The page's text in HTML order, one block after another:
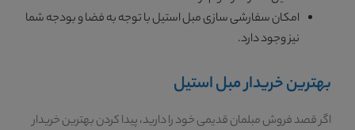
امکان سفارشی سازی مبل استیل با توجه به فضا و بودجه شما
نیز وجود دارد.
بهترین خریدار مبل استیل
اگر قصد فروش مبلمان قدیمی خود را دارید، پیدا کردن بهترین خریدار